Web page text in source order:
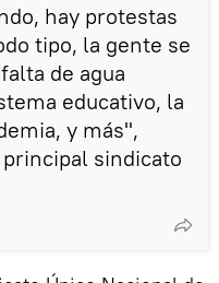
hay protestas
tipo, la gente se
de agua
educativo, la
y más",
sindicato